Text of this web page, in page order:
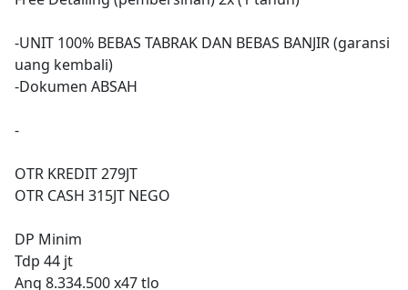
-UNIT 100% BEBAS TABRAK DAN BEBAS BANJIR (garansi
uang kembali)
-Dokumen ABSAH
-
OTR KREDIT 279JT
OTR CASH 315JT NEGO
DP Minim
Tdp 44 jt
Ang 8.334.500 x47 tlo